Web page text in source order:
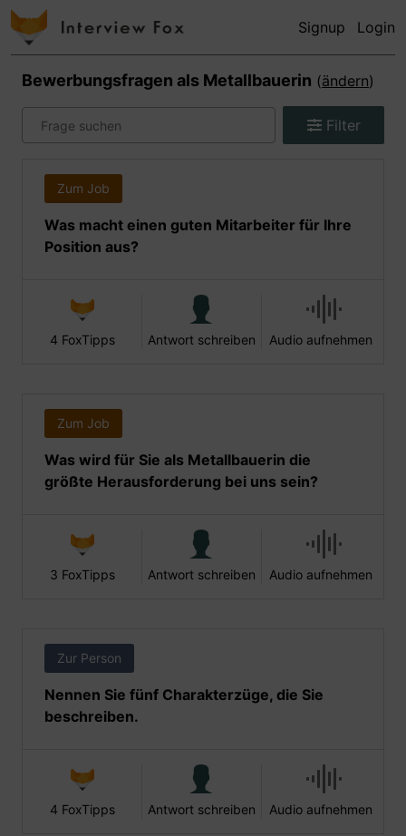
Signup Login
Bewerbungsfragen als Metallbauerin (ändern)
Filter
Zum Job
Was macht einen guten Mitarbeiter für Ihre
Position aus?
4 FoxTipps Antwort schreiben Audio aufnehmen
Zum Job
Was wird für Sie als Metallbauerin die
größte Herausforderung bei uns sein?
3 FoxTipps Antwort schreiben Audio aufnehmen
Zur Person
Nennen Sie fünf Charakterzüge, die Sie
beschreiben.
4 FoxTipps Antwort schreiben Audio aufnehmen